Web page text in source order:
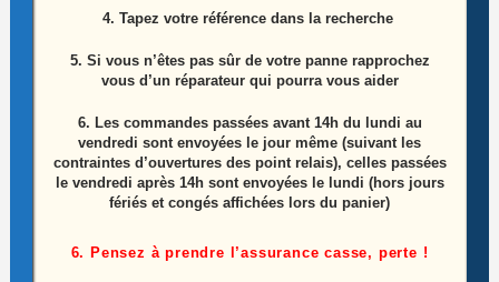
4. Tapez votre référence dans la recherche
5. Si vous n’êtes pas sûr de votre panne rapprochez
vous d’un réparateur qui pourra vous aider
6. Les commandes passées avant 14h du lundi au
vendredi sont envoyées le jour même (suivant les
contraintes d’ouvertures des point relais), celles passées
le vendredi après 14h sont envoyées le lundi (hors jours
fériés et congés affichées lors du panier)
6. Pensez à prendre l’assurance casse, perte !